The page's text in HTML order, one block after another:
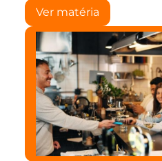
Ver matéria